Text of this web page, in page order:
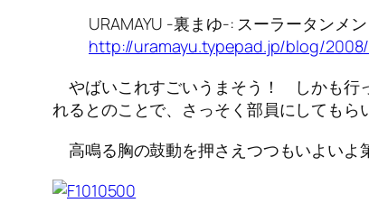
URAMAYU -裏まゆ-: スーラータンメ
http://uramayu.typepad.jp/blog/
やばいこれすごいうまそう！ しかも行
れるとのことで、さっそく部員にしてもら
高鳴る胸の鼓動を押さえつつもいよいよ